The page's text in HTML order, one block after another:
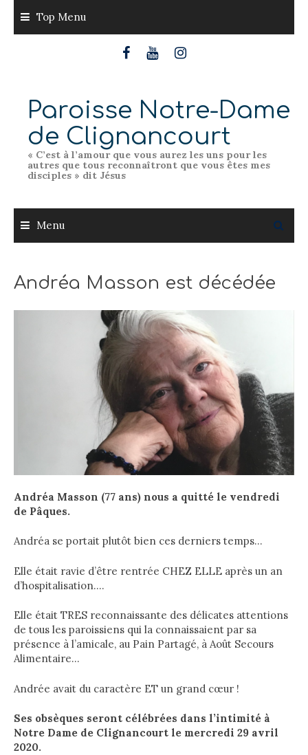
content
Top Menu
Paroisse Notre-Dame
de Clignancourt
« C’est à l’amour que vous aurez les uns pour les
autres que tous reconnaîtront que vous êtes mes
disciples » dit Jésus
Menu
Andréa Masson est décédée
Andréa Masson (77 ans) nous a quitté le vendredi
de Pâques.
Andréa se portait plutôt bien ces derniers temps…
Elle était ravie d’être rentrée CHEZ ELLE après un an
d’hospitalisation….
Elle était TRES reconnaissante des délicates attentions
de tous les paroissiens qui la connaissaient par sa
présence à l’amicale, au Pain Partagé, à Août Secours
Alimentaire…
Andrée avait du caractère ET un grand cœur !
Ses obsèques seront célébrées dans l’intimité à
Notre Dame de Clignancourt le mercredi 29 avril
2020.